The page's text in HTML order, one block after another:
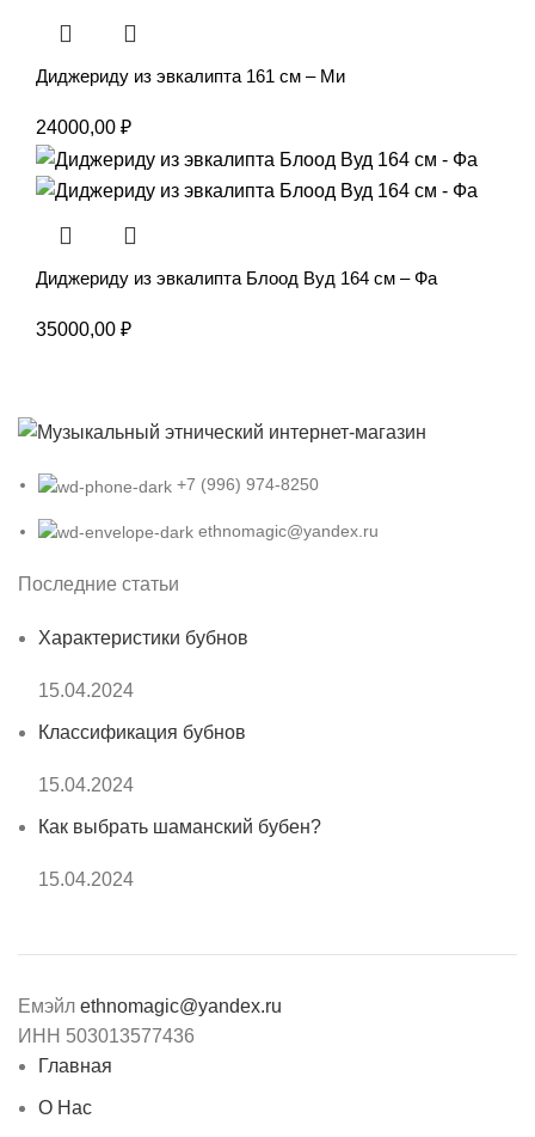
Диджериду из эвкалипта 161 см – Ми
24000,00 ₽
Диджериду из эвкалипта Блоод Вуд 164 см – Фа
35000,00 ₽
+7 (996) 974-8250
ethnomagic@yandex.ru
Последние статьи
Характеристики бубнов
15.04.2024
Классификация бубнов
15.04.2024
Как выбрать шаманский бубен?
15.04.2024
Емэйл ethnomagic@yandex.ru
ИНН 503013577436
Главная
О Нас